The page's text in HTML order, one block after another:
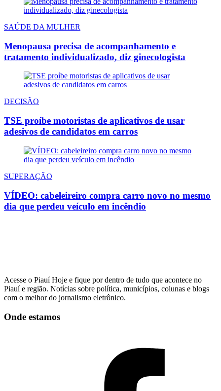
SAÚDE DA MULHER
Menopausa precisa de acompanhamento e
tratamento individualizado, diz ginecologista
DECISÃO
TSE proíbe motoristas de aplicativos de usar
adesivos de candidatos em carros
SUPERAÇÃO
VÍDEO: cabeleireiro compra carro novo no mesmo
dia que perdeu veículo em incêndio
Acesse o Piauí Hoje e fique por dentro de tudo que acontece no
Piauí e região. Notícias sobre política, municípios, colunas e blogs
com o melhor do jornalismo eletrônico.
Onde estamos